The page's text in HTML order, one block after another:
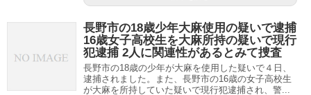
長野市の18歳少年大麻使用の疑いで逮捕
16歳女子高校生を大麻所持の疑いで現行
犯逮捕 2人に関連性があるとみて捜査
長野市の18歳の少年が大麻を使用した疑いで４日、
逮捕されました。また、長野市の16歳の女子高校生
が大麻を所持していた疑いで現行犯逮捕され、警...